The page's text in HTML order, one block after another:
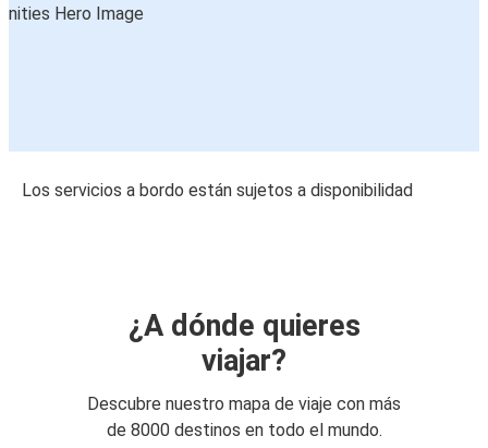
Los servicios a bordo están sujetos a disponibilidad
¿A dónde quieres
viajar?
Descubre nuestro mapa de viaje con más
de 8000 destinos en todo el mundo.